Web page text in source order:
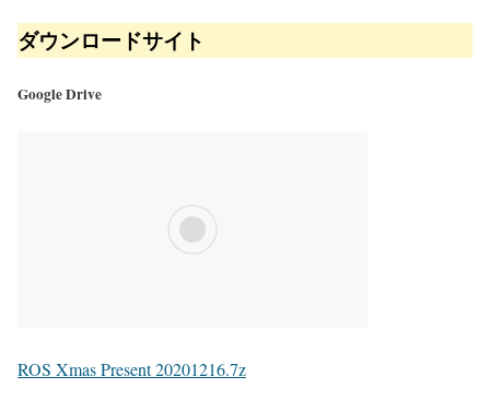
ダウンロードサイト
Google Drive
ROS Xmas Present 20201216.7z